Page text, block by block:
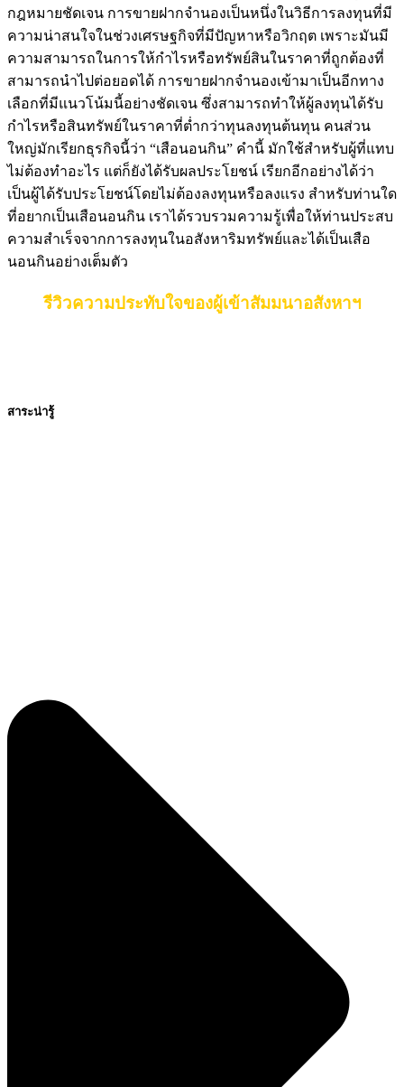
กฎหมายชัดเจน การขายฝากจำนองเป็นหนึ่งในวิธีการลงทุนที่มี
ความน่าสนใจในช่วงเศรษฐกิจที่มีปัญหาหรือวิกฤต เพราะมันมี
ความสามารถในการให้กำไรหรือทรัพย์สินในราคาที่ถูกต้องที่
สามารถนำไปต่อยอดได้ การขายฝากจำนองเข้ามาเป็นอีกทาง
เลือกที่มีแนวโน้มนี้อย่างชัดเจน ซึ่งสามารถทำให้ผู้ลงทุนได้รับ
กำไรหรือสินทรัพย์ในราคาที่ต่ำกว่าทุนลงทุนต้นทุน คนส่วน
ใหญ่มักเรียกธุรกิจนี้ว่า “เสือนอนกิน” คำนี้ มักใช้สำหรับผู้ที่แทบ
ไม่ต้องทำอะไร แต่ก็ยังได้รับผลประโยชน์ เรียกอีกอย่างได้ว่า
เป็นผู้ได้รับประโยชน์โดยไม่ต้องลงทุนหรือลงเเรง สำหรับท่านใด
ที่อยากเป็นเสือนอนกิน เราได้รวบรวมความรู้เพื่อให้ท่านประสบ
ความสำเร็จจากการลงทุนในอสังหาริมทรัพย์และได้เป็นเสือ
นอนกินอย่างเต็มตัว
รีวิวความประทับใจของผู้เข้าสัมมนาอสังหาฯ
สาระน่ารู้